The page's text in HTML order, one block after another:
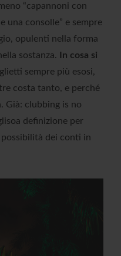
“capannoni con
una consolle” e sempre
opulenti nella forma
sostanza. In cosa si
sempre più esosi,
costa tanto, e perché
Già: clubbing is no
definizione per
dei conti in